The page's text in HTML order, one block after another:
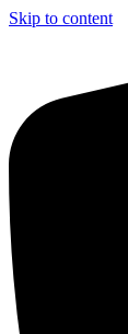
Skip to content